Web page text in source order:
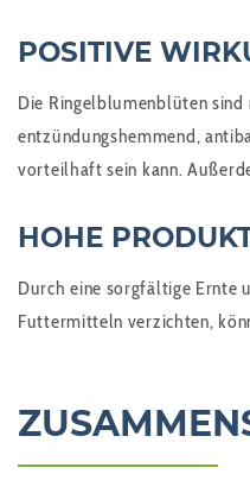
POSITIVE
Die Ringelblumenblüten
entzündungshemmend,
vorteilhaft sein kann.
HOHE
Durch eine sorgfältige Ernte
Futtermitteln verzichten,